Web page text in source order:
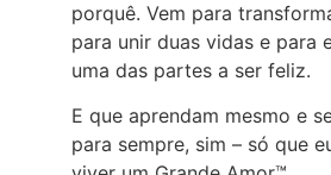
porquê. Vem para
para unir duas vidas e para
uma das partes a ser feliz.
E que aprendam mesmo e
para sempre, sim – só que